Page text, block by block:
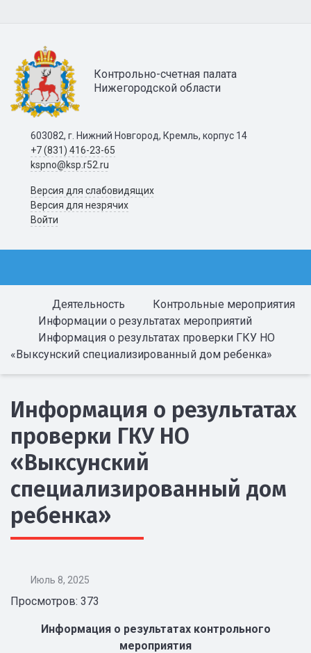
Контрольно-счетная палата
Нижегородской области
603082, г. Нижний Новгород, Кремль, корпус 14
+7 (831) 416-23-65
kspno@ksp.r52.ru
Версия для слабовидящих
Версия для незрячих
Войти
Деятельность
Контрольные мероприятия
Информации о результатах мероприятий
Информация о результатах проверки ГКУ НО
«Выксунский специализированный дом ребенка»
Информация о результатах
проверки ГКУ НО
«Выксунский
специализированный дом
ребенка»
Июль 8, 2025
Просмотров: 373
Информация о результатах контрольного
мероприятия